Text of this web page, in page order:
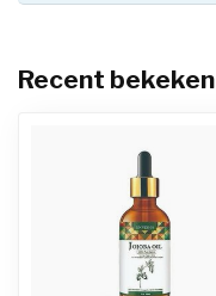
Recent bekeken